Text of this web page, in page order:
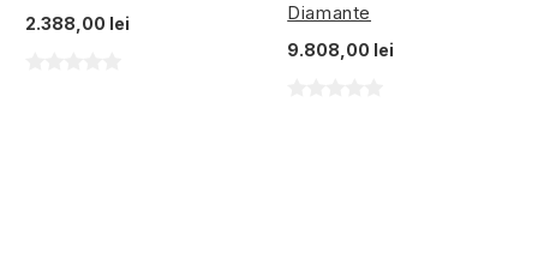
2.388,00 lei
Diamante
9.808,00 lei